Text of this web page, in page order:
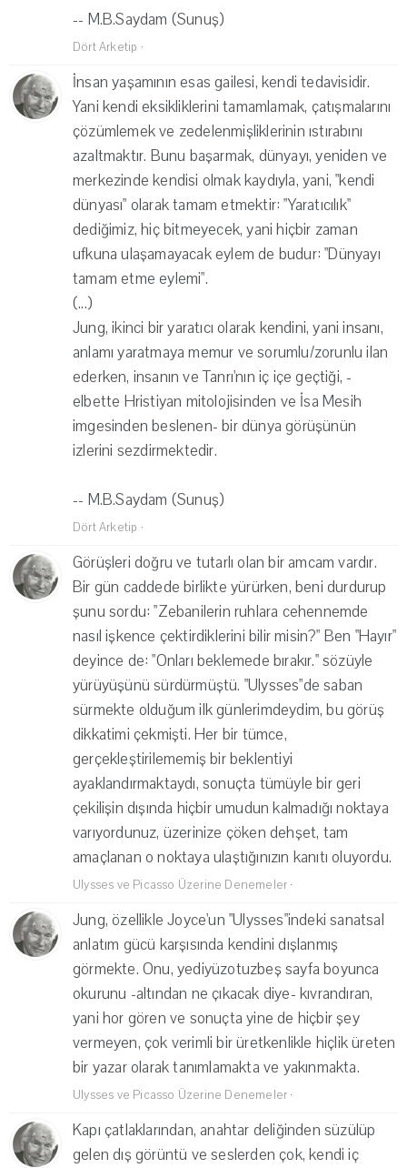
-- M.B.Saydam (Sunuş)
Dört Arketip ·
İnsan yaşamının esas gailesi, kendi tedavisidir.
Yani kendi eksikliklerini tamamlamak, çatışmalarını
çözümlemek ve zedelenmişliklerinin ıstırabını
azaltmaktır. Bunu başarmak, dünyayı, yeniden ve
merkezinde kendisi olmak kaydıyla, yani, "kendi
dünyası" olarak tamam etmektir: "Yaratıcılık"
dediğimiz, hiç bitmeyecek, yani hiçbir zaman
ufkuna ulaşamayacak eylem de budur: "Dünyayı
tamam etme eylemi".
(...)
Jung, ikinci bir yaratıcı olarak kendini, yani insanı,
anlamı yaratmaya memur ve sorumlu/zorunlu ilan
ederken, insanın ve Tanrı'nın iç içe geçtiği, -
elbette Hristiyan mitolojisinden ve İsa Mesih
imgesinden beslenen- bir dünya görüşünün
izlerini sezdirmektedir.
-- M.B.Saydam (Sunuş)
Dört Arketip ·
Görüşleri doğru ve tutarlı olan bir amcam vardır.
Bir gün caddede birlikte yürürken, beni durdurup
şunu sordu: "Zebanilerin ruhlara cehennemde
nasıl işkence çektirdiklerini bilir misin?" Ben "Hayır"
deyince de: "Onları beklemede bırakır." sözüyle
yürüyüşünü sürdürmüştü. "Ulysses"de saban
sürmekte olduğum ilk günlerimdeydim, bu görüş
dikkatimi çekmişti. Her bir tümce,
gerçekleştirilememiş bir beklentiyi
ayaklandırmaktaydı, sonuçta tümüyle bir geri
çekilişin dışında hiçbir umudun kalmadığı noktaya
varıyordunuz, üzerinize çöken dehşet, tam
amaçlanan o noktaya ulaştığınızın kanıtı oluyordu.
Ulysses ve Picasso Üzerine Denemeler ·
Jung, özellikle Joyce'un "Ulysses"indeki sanatsal
anlatım gücü karşısında kendini dışlanmış
görmekte. Onu, yediyüzotuzbeş sayfa boyunca
okurunu -altından ne çıkacak diye- kıvrandıran,
yani hor gören ve sonuçta yine de hiçbir şey
vermeyen, çok verimli bir üretkenlikle hiçlik üreten
bir yazar olarak tanımlamakta ve yakınmakta.
Ulysses ve Picasso Üzerine Denemeler ·
Kapı çatlaklarından, anahtar deliğinden süzülüp
gelen dış görüntü ve seslerden çok, kendi iç